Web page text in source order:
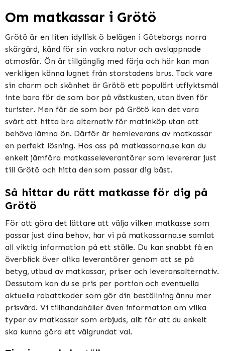
Om matkassar i Grötö
Grötö är en liten idyllisk ö belägen i Göteborgs norra
skärgård, känd för sin vackra natur och avslappnade
atmosfär. Ön är tillgänglig med färja och här kan man
verkligen känna lugnet från storstadens brus. Tack vare
sin charm och skönhet är Grötö ett populärt utflyktsmål
inte bara för de som bor på västkusten, utan även för
turister. Men för de som bor på Grötö kan det vara
svårt att hitta bra alternativ för matinköp utan att
behöva lämna ön. Därför är hemleverans av matkassar
en perfekt lösning. Hos oss på matkassarna.se kan du
enkelt jämföra matkasseleverantörer som levererar just
till Grötö och hitta den som passar dig bäst.
Så hittar du rätt matkasse för dig på
Grötö
För att göra det lättare att välja vilken matkasse som
passar just dina behov, har vi på matkassarna.se samlat
all viktig information på ett ställe. Du kan snabbt få en
överblick över olika leverantörer genom att se på
betyg, utbud av matkassar, priser och leveransalternativ.
Dessutom kan du se pris per portion och eventuella
aktuella rabattkoder som gör din beställning ännu mer
prisvärd. Vi tillhandahåller även information om vilka
typer av matkassar som erbjuds, allt för att du enkelt
ska kunna göra ett välgrundat val.